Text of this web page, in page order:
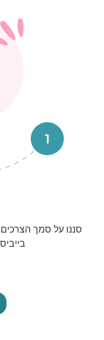
1
סננו על סמך